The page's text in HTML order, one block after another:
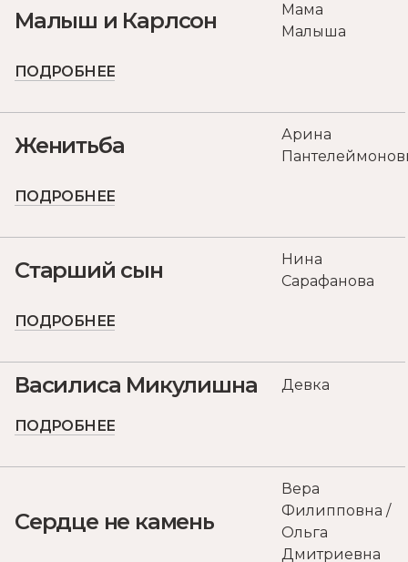
Малыш и Карлсон
Мама
Малыша
ПОДРОБНЕЕ
Женитьба
Арина
ПОДРОБНЕЕ
Старший сын
Нина
Сарафанова
ПОДРОБНЕЕ
Василиса Микулишна Девка
ПОДРОБНЕЕ
Сердце не камень
Вера
Филипповна /
Ольга
Дмитриевна